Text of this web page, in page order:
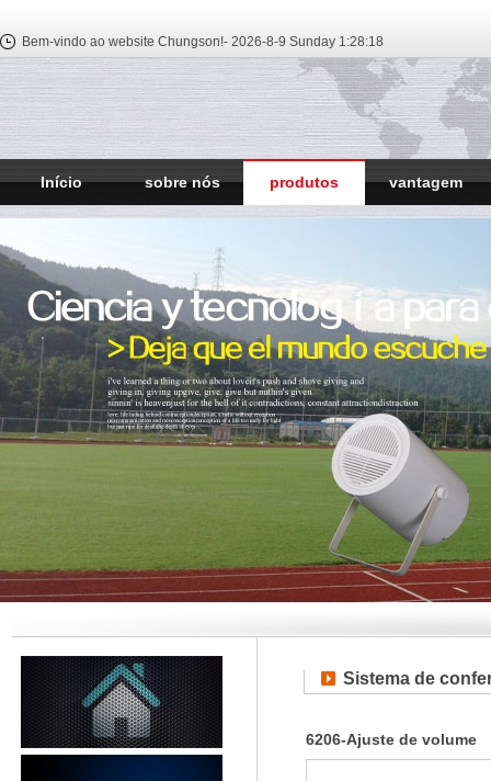
Bem-vindo ao website Chungson!- 2026-8-9 Sunday 1:28:18
Início sobre nós produtos vantagem
Sistema de
6206-Ajuste de volume